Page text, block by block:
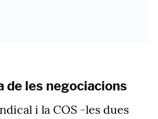
de les negociacions
i la COS -les dues